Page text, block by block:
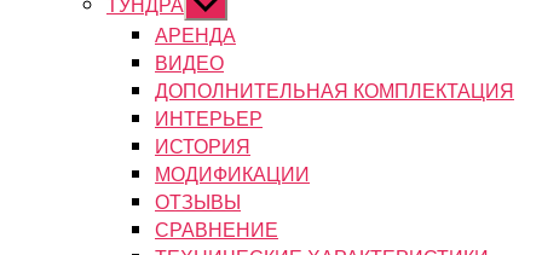
подменю
АРЕНДА
ВИДЕО
ДОПОЛНИТЕЛЬНАЯ КОМПЛЕКТАЦИЯ
ИНТЕРЬЕР
ИСТОРИЯ
МОДИФИКАЦИИ
ОТЗЫВЫ
СРАВНЕНИЕ